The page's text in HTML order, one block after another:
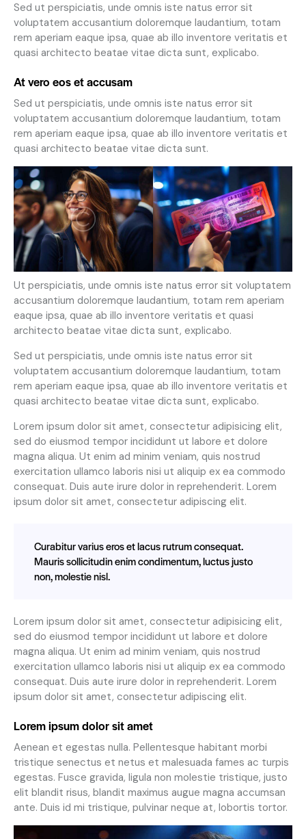
Sed ut perspiciatis, unde omnis iste natus error sit
voluptatem accusantium doloremque laudantium, totam
rem aperiam eaque ipsa, quae ab illo inventore veritatis et
quasi architecto beatae vitae dicta sunt, explicabo.
At vero eos et accusam
Sed ut perspiciatis, unde omnis iste natus error sit
voluptatem accusantium doloremque laudantium, totam
rem aperiam eaque ipsa, quae ab illo inventore veritatis et
quasi architecto beatae vitae dicta sunt.
Ut perspiciatis, unde omnis iste natus error sit voluptatem
accusantium doloremque laudantium, totam rem aperiam
eaque ipsa, quae ab illo inventore veritatis et quasi
architecto beatae vitae dicta sunt, explicabo.
Sed ut perspiciatis, unde omnis iste natus error sit
voluptatem accusantium doloremque laudantium, totam
rem aperiam eaque ipsa, quae ab illo inventore veritatis et
quasi architecto beatae vitae dicta sunt, explicabo.
Lorem ipsum dolor sit amet, consectetur adipisicing elit,
sed do eiusmod tempor incididunt ut labore et dolore
magna aliqua. Ut enim ad minim veniam, quis nostrud
exercitation ullamco laboris nisi ut aliquip ex ea commodo
consequat. Duis aute irure dolor in reprehenderit. Lorem
ipsum dolor sit amet, consectetur adipiscing elit.
Curabitur varius eros et lacus rutrum consequat.
Mauris sollicitudin enim condimentum, luctus justo
non, molestie nisl.
Lorem ipsum dolor sit amet, consectetur adipisicing elit,
sed do eiusmod tempor incididunt ut labore et dolore
magna aliqua. Ut enim ad minim veniam, quis nostrud
exercitation ullamco laboris nisi ut aliquip ex ea commodo
consequat. Duis aute irure dolor in reprehenderit. Lorem
ipsum dolor sit amet, consectetur adipiscing elit.
Lorem ipsum dolor sit amet
Aenean et egestas nulla. Pellentesque habitant morbi
tristique senectus et netus et malesuada fames ac turpis
egestas. Fusce gravida, ligula non molestie tristique, justo
elit blandit risus, blandit maximus augue magna accumsan
ante. Duis id mi tristique, pulvinar neque at, lobortis tortor.